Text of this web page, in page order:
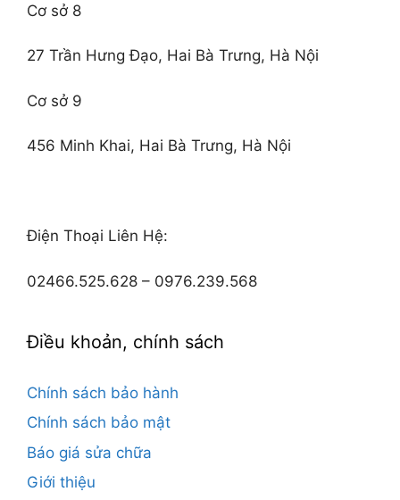
Cơ sở 8
27 Trần Hưng Đạo, Hai Bà Trưng, Hà Nội
Cơ sở 9
456 Minh Khai, Hai Bà Trưng, Hà Nội
Điện Thoại Liên Hệ:
02466.525.628 – 0976.239.568
Điều khoản, chính sách
Chính sách bảo hành
Chính sách bảo mật
Báo giá sửa chữa
Giới thiệu